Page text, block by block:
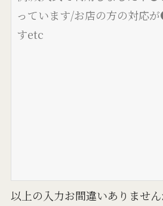
以上の入力お間違いありませ